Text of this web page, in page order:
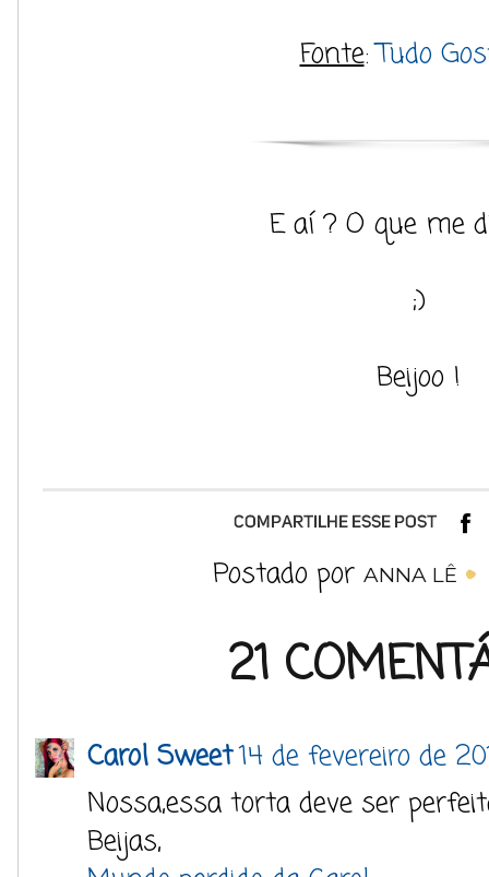
Fonte:Tudo
E aí ? O que me
;)
Beijoo !
Postado por ANNA LÊ
21
Carol Sweet14 de fevereiro de
Nossa,essa torta deve ser
Beijas,